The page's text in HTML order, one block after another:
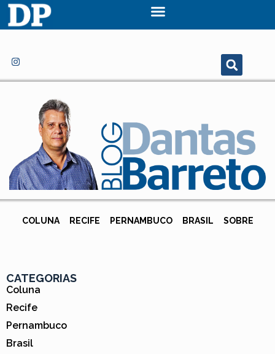
COLUNA RECIFE PERNAMBUCO BRASIL SOBRE
CATEGORIAS
Coluna
Recife
Pernambuco
Brasil